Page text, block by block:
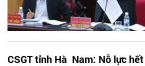
CSGT tỉnh Hà Nam: Nỗ lực